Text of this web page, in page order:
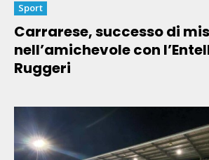
Sport
Carrarese, successo di
nell’amichevole con
Ruggeri